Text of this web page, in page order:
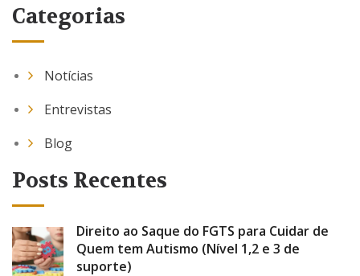
Categorias
Notícias
Entrevistas
Blog
Posts Recentes
Direito ao Saque do FGTS para Cuidar de
Quem tem Autismo (Nível 1,2 e 3 de
suporte)